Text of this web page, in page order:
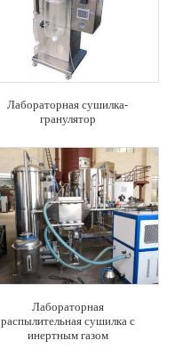
Лабораторная сушилка-
гранулятор
Лабораторная
распылительная сушилка с
инертным газом